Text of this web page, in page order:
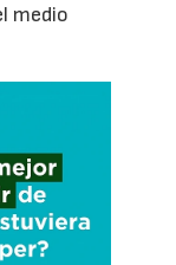
medio